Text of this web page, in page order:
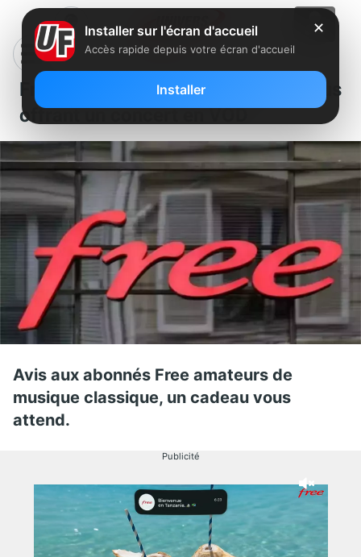
Free célèbre un anniversaire en vous
offrant un concert en VOD
Avis aux abonnés Free amateurs de
musique classique, un cadeau vous
attend.
Publicité
✕
Installer sur l'écran d'accueil
Accès rapide depuis votre écran d'accueil
Installer